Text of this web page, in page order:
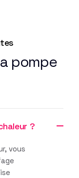
pompe
?
vous